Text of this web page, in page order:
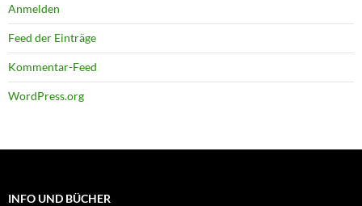
Anmelden
Feed der Einträge
Kommentar-Feed
WordPress.org
INFO UND BÜCHER